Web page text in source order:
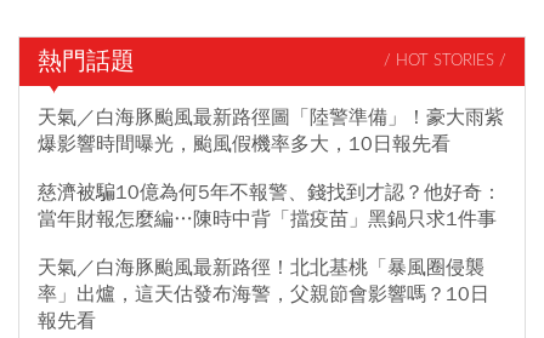
熱門話題 / HOT STORIES /
天氣／白海豚颱風最新路徑圖「陸警準備」！豪大雨紫
爆影響時間曝光，颱風假機率多大，10日報先看
慈濟被騙10億為何5年不報警、錢找到才認？他好奇：
當年財報怎麼編…陳時中背「擋疫苗」黑鍋只求1件事
天氣／白海豚颱風最新路徑！北北基桃「暴風圈侵襲
率」出爐，這天估發布海警，父親節會影響嗎？10日
報先看